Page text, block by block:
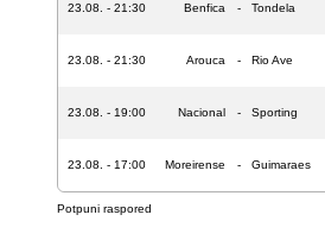
23.08. - 21:30 Benfica - Tondela
23.08. - 21:30 Arouca - Rio Ave
23.08. - 19:00 Nacional - Sporting
23.08. - 17:00 Moreirense - Guimaraes
Potpuni raspored